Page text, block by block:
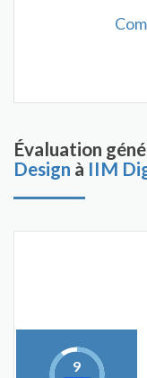
Évaluation
Design à IIM
9